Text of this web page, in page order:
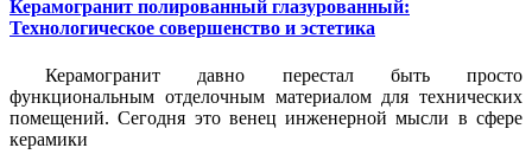
Керамогранит полированный глазурованный:
Технологическое совершенство и эстетика
Керамогранит давно перестал быть просто
функциональным отделочным материалом для технических
помещений. Сегодня это венец инженерной мысли в сфере
керамики